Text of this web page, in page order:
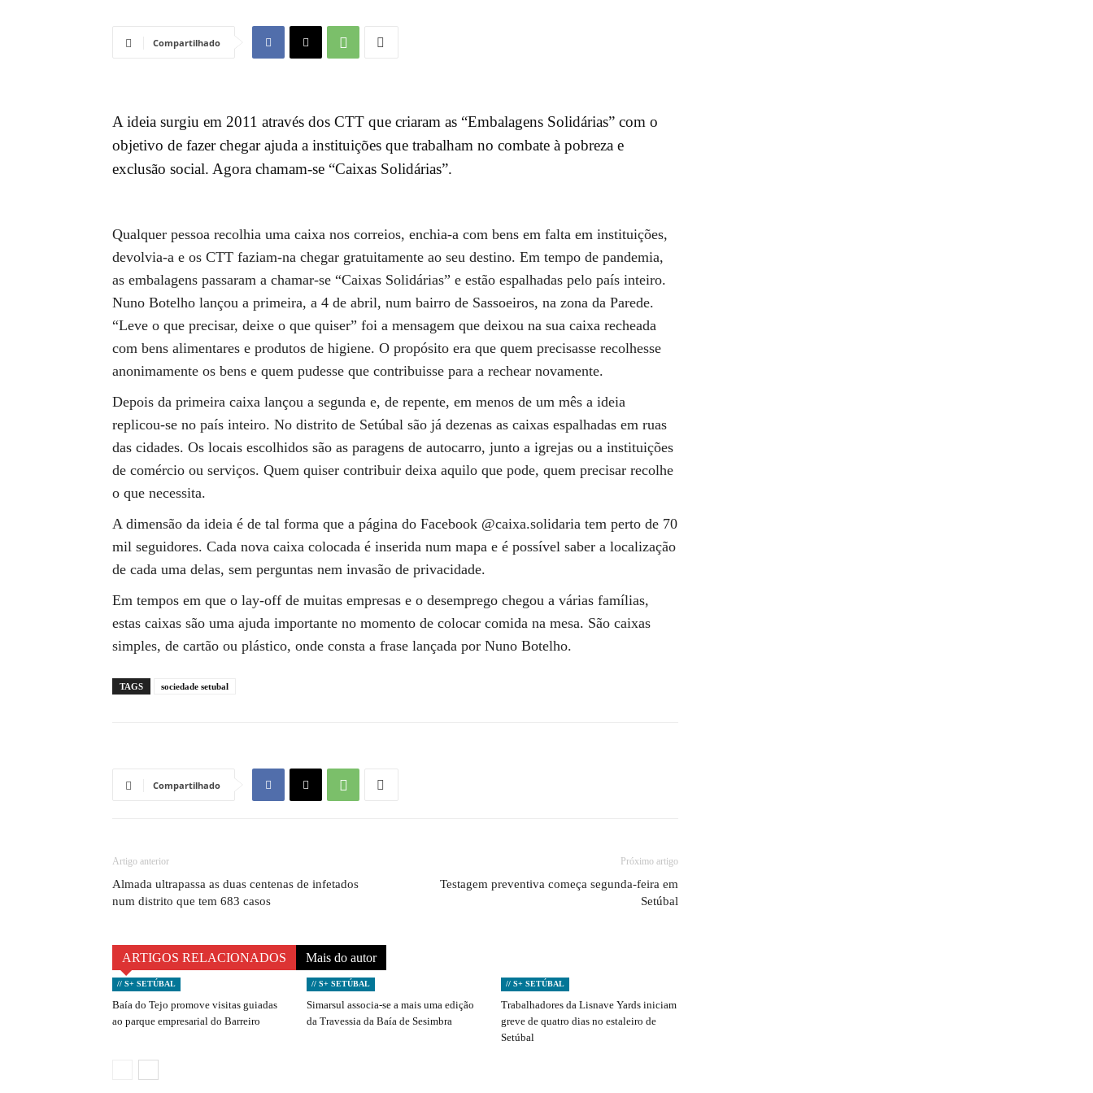
Compartilhado
A ideia surgiu em 2011 através dos CTT que criaram as “Embalagens Solidárias” com o
objetivo de fazer chegar ajuda a instituições que trabalham no combate à pobreza e
exclusão social. Agora chamam-se “Caixas Solidárias”.
Qualquer pessoa recolhia uma caixa nos correios, enchia-a com bens em falta em instituições,
devolvia-a e os CTT faziam-na chegar gratuitamente ao seu destino. Em tempo de pandemia,
as embalagens passaram a chamar-se “Caixas Solidárias” e estão espalhadas pelo país inteiro.
Nuno Botelho lançou a primeira, a 4 de abril, num bairro de Sassoeiros, na zona da Parede.
“Leve o que precisar, deixe o que quiser” foi a mensagem que deixou na sua caixa recheada
com bens alimentares e produtos de higiene. O propósito era que quem precisasse recolhesse
anonimamente os bens e quem pudesse que contribuisse para a rechear novamente.
Depois da primeira caixa lançou a segunda e, de repente, em menos de um mês a ideia
replicou-se no país inteiro. No distrito de Setúbal são já dezenas as caixas espalhadas em ruas
das cidades. Os locais escolhidos são as paragens de autocarro, junto a igrejas ou a instituições
de comércio ou serviços. Quem quiser contribuir deixa aquilo que pode, quem precisar recolhe
o que necessita.
A dimensão da ideia é de tal forma que a página do Facebook @caixa.solidaria tem perto de 70
mil seguidores. Cada nova caixa colocada é inserida num mapa e é possível saber a localização
de cada uma delas, sem perguntas nem invasão de privacidade.
Em tempos em que o lay-off de muitas empresas e o desemprego chegou a várias famílias,
estas caixas são uma ajuda importante no momento de colocar comida na mesa. São caixas
simples, de cartão ou plástico, onde consta a frase lançada por Nuno Botelho.
TAGS sociedade setubal
Compartilhado
Artigo anterior
Almada ultrapassa as duas centenas de infetados
num distrito que tem 683 casos
Próximo artigo
Testagem preventiva começa segunda-feira em
Setúbal
ARTIGOS RELACIONADOS Mais do autor
// S+ SETÚBAL
Baía do Tejo promove visitas guiadas
ao parque empresarial do Barreiro
// S+ SETÚBAL
Simarsul associa-se a mais uma edição
da Travessia da Baía de Sesimbra
// S+ SETÚBAL
Trabalhadores da Lisnave Yards iniciam
greve de quatro dias no estaleiro de
Setúbal